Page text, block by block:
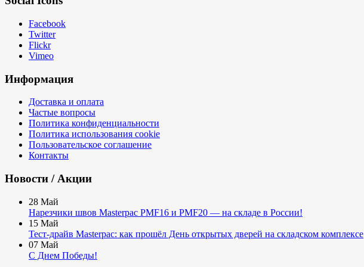
Facebook
Twitter
Flickr
Vimeo
Информация
Доставка и оплата
Частые вопросы
Политика конфиденциальности
Политика использования cookie
Пользовательское соглашение
Контакты
Новости / Акции
28 Май
Нарезчики швов Masterpac PMF16 и PMF20 — на складе в России!
15 Май
Тест-драйв Masterpac: как прошёл День открытых дверей на складском комплексе
07 Май
С Днем Победы!